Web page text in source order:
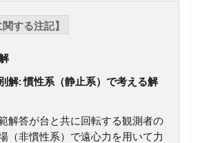
関する注記】
解: 慣性系（静止系）で考える解
解答が台と共に回転する観測者の
（非慣性系）で遠心力を用いて力